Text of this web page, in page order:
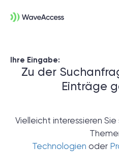
Ihre Eingabe:
Zu der
Einträge
Vielleicht interessieren
Technologien oder
Noch nicht